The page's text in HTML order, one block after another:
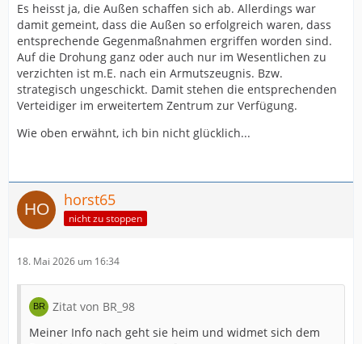
Es heisst ja, die Außen schaffen sich ab. Allerdings war
damit gemeint, dass die Außen so erfolgreich waren, dass
entsprechende Gegenmaßnahmen ergriffen worden sind.
Auf die Drohung ganz oder auch nur im Wesentlichen zu
verzichten ist m.E. nach ein Armutszeugnis. Bzw.
strategisch ungeschickt. Damit stehen die entsprechenden
Verteidiger im erweitertem Zentrum zur Verfügung.
Wie oben erwähnt, ich bin nicht glücklich...
horst65
nicht zu stoppen
18. Mai 2026 um 16:34
Zitat von BR_98
Meiner Info nach geht sie heim und widmet sich dem